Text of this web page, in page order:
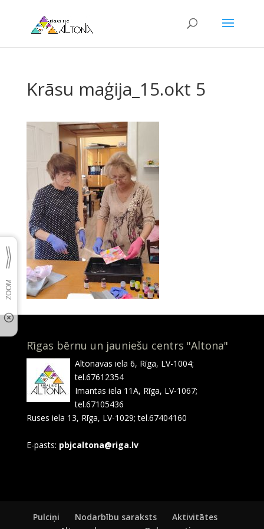
Krāsu maģija_15.okt 5
Rīgas bērnu un jauniešu centrs "Altona"
Altonavas iela 6, Rīga, LV-1004;
tel.67612354
Imantas iela 11A, Rīga, LV-1067;
tel.67105436
Ruses iela 13, Rīga, LV-1029; tel.67404160
E-pasts: pbjcaltona@riga.lv
Pulciņi Nodarbību saraksts
Aktivitātes